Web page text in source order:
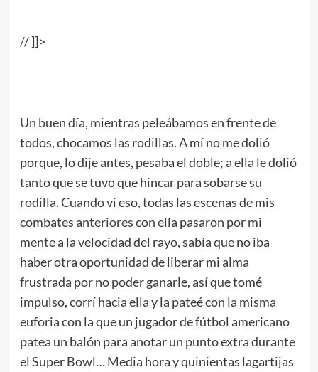
// ]]>
Un buen día, mientras peleábamos en frente de
todos, chocamos las rodillas. A mí no me dolió
porque, lo dije antes, pesaba el doble; a ella le dolió
tanto que se tuvo que hincar para sobarse su
rodilla. Cuando vi eso, todas las escenas de mis
combates anteriores con ella pasaron por mi
mente a la velocidad del rayo, sabía que no iba
haber otra oportunidad de liberar mi alma
frustrada por no poder ganarle, así que tomé
impulso, corrí hacia ella y la pateé con la misma
euforia con la que un jugador de fútbol americano
patea un balón para anotar un punto extra durante
el Super Bowl… Media hora y quinientas lagartijas